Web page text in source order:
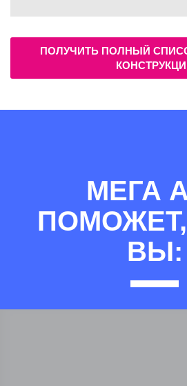
ПОЛУЧИТЬ ПОЛНЫЙ
МЕГА
ВЫ: